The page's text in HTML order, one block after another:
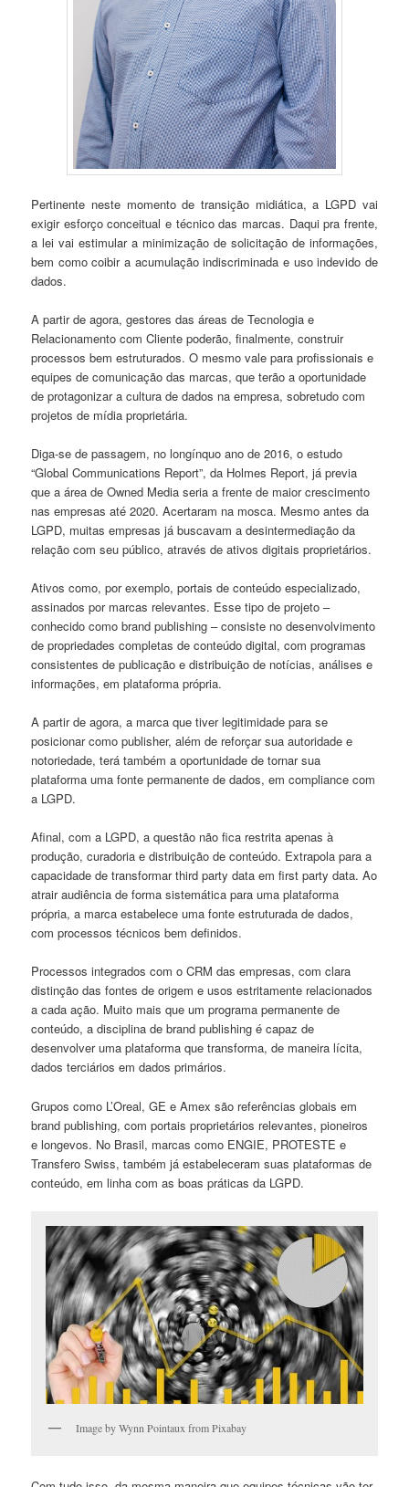
Pertinente neste momento de transição midiática, a LGPD vai
exigir esforço conceitual e técnico das marcas. Daqui pra frente,
a lei vai estimular a minimização de solicitação de informações,
bem como coibir a acumulação indiscriminada e uso indevido de
dados.
A partir de agora, gestores das áreas de Tecnologia e
Relacionamento com Cliente poderão, finalmente, construir
processos bem estruturados. O mesmo vale para profissionais e
equipes de comunicação das marcas, que terão a oportunidade
de protagonizar a cultura de dados na empresa, sobretudo com
projetos de mídia proprietária.
Diga-se de passagem, no longínquo ano de 2016, o estudo
“Global Communications Report”, da Holmes Report, já previa
que a área de Owned Media seria a frente de maior crescimento
nas empresas até 2020. Acertaram na mosca. Mesmo antes da
LGPD, muitas empresas já buscavam a desintermediação da
relação com seu público, através de ativos digitais proprietários.
Ativos como, por exemplo, portais de conteúdo especializado,
assinados por marcas relevantes. Esse tipo de projeto –
conhecido como brand publishing – consiste no desenvolvimento
de propriedades completas de conteúdo digital, com programas
consistentes de publicação e distribuição de notícias, análises e
informações, em plataforma própria.
A partir de agora, a marca que tiver legitimidade para se
posicionar como publisher, além de reforçar sua autoridade e
notoriedade, terá também a oportunidade de tornar sua
plataforma uma fonte permanente de dados, em compliance com
a LGPD.
Afinal, com a LGPD, a questão não fica restrita apenas à
produção, curadoria e distribuição de conteúdo. Extrapola para a
capacidade de transformar third party data em first party data. Ao
atrair audiência de forma sistemática para uma plataforma
própria, a marca estabelece uma fonte estruturada de dados,
com processos técnicos bem definidos.
Processos integrados com o CRM das empresas, com clara
distinção das fontes de origem e usos estritamente relacionados
a cada ação. Muito mais que um programa permanente de
conteúdo, a disciplina de brand publishing é capaz de
desenvolver uma plataforma que transforma, de maneira lícita,
dados terciários em dados primários.
Grupos como L’Oreal, GE e Amex são referências globais em
brand publishing, com portais proprietários relevantes, pioneiros
e longevos. No Brasil, marcas como ENGIE, PROTESTE e
Transfero Swiss, também já estabeleceram suas plataformas de
conteúdo, em linha com as boas práticas da LGPD.
Image by Wynn Pointaux from Pixabay